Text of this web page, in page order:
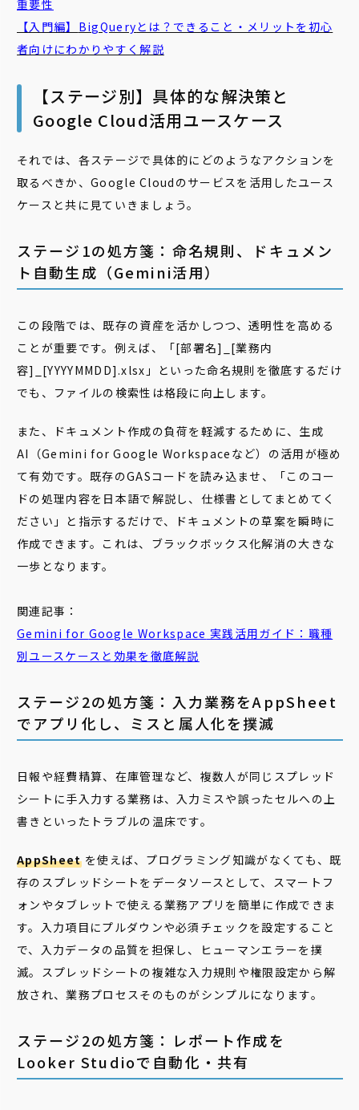
重要性
【入門編】 BigQueryとは？できること・メリットを初心
者向けにわかりやすく解説
【ステージ別】具体的な解決策と
Google Cloud活用ユースケース
それでは、各ステージで具体的にどのようなアクションを
取るべきか、Google Cloudのサービスを活用したユース
ケースと共に見ていきましょう。
ステージ1の処方箋：命名規則、ドキュメン
ト自動生成（Gemini活用）
この段階では、既存の資産を活かしつつ、透明性を高める
ことが重要です。例えば、「[部署名]_[業務内
容]_[YYYYMMDD].xlsx」といった命名規則を徹底するだけ
でも、ファイルの検索性は格段に向上します。
また、ドキュメント作成の負荷を軽減するために、生成
AI（Gemini for Google Workspaceなど）の活用が極め
て有効です。既存のGASコードを読み込ませ、「このコー
ドの処理内容を日本語で解説し、仕様書としてまとめてく
ださい」と指示するだけで、ドキュメントの草案を瞬時に
作成できます。これは、ブラックボックス化解消の大きな
一歩となります。
関連記事：
Gemini for Google Workspace 実践活用ガイド：職種
別ユースケースと効果を徹底解説
ステージ2の処方箋：入力業務をAppSheet
でアプリ化し、ミスと属人化を撲滅
日報や経費精算、在庫管理など、複数人が同じスプレッド
シートに手入力する業務は、入力ミスや誤ったセルへの上
書きといったトラブルの温床です。
AppSheetを使えば、プログラミング知識がなくても、既
存のスプレッドシートをデータソースとして、スマートフ
ォンやタブレットで使える業務アプリを簡単に作成できま
す。入力項目にプルダウンや必須チェックを設定すること
で、入力データの品質を担保し、ヒューマンエラーを撲
滅。スプレッドシートの複雑な入力規則や権限設定から解
放され、業務プロセスそのものがシンプルになります。
ステージ2の処方箋：レポート作成を
Looker Studioで自動化・共有